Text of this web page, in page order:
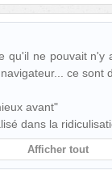
qu'il ne pouvait n'y
ce sont
avant"
dans la
Afficher tout